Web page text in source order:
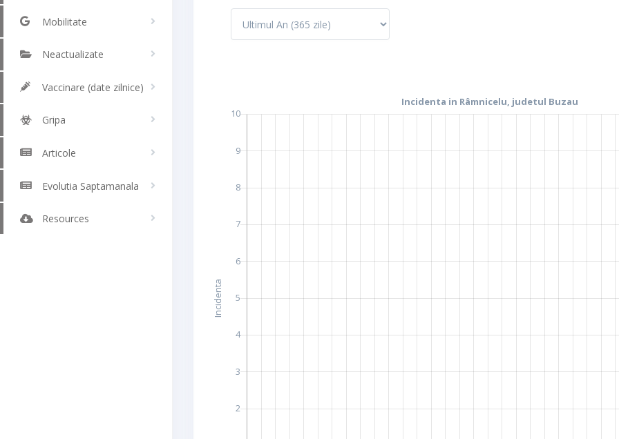
Mobilitate
Neactualizate
Vaccinare (date zilnice)
Gripa
Articole
Evolutia Saptamanala
Resources
plac cafelele.